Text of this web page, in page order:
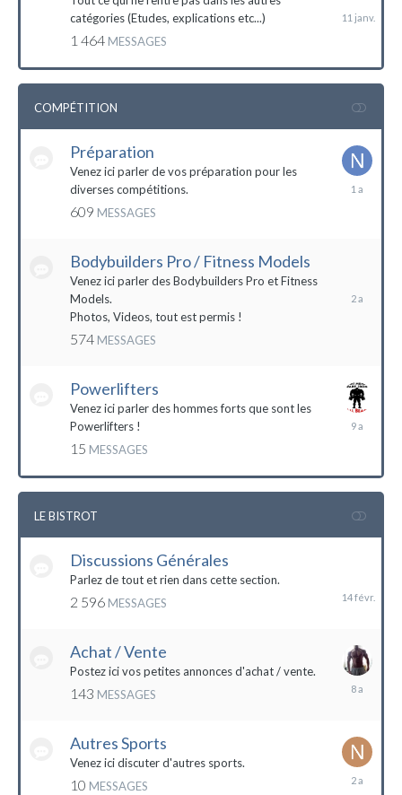
catégories (Etudes, explications etc...)
1 464 MESSAGES
COMPÉTITION
Préparation
Venez ici parler de vos préparation pour les
diverses compétitions.
609 MESSAGES
14
Bodybuilders Pro / Fitness Models
Venez ici parler des Bodybuilders Pro et Fitness
Models.
Photos, Videos, tout est permis !
574 MESSAGES
2021
Powerlifters
Venez ici parler des hommes forts que sont les
Powerlifters !
15 MESSAGES
LE BISTROT
Discussions Générales
Parlez de tout et rien dans cette section.
2 596 MESSAGES
Achat / Vente
Postez ici vos petites annonces d'achat / vente.
143 MESSAGES
Autres Sports
Venez ici discuter d'autres sports.
10 MESSAGES
18